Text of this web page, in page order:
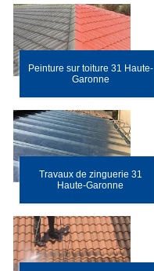
Peinture sur toiture 31 Haute-
Garonne
Travaux de zinguerie 31
Haute-Garonne